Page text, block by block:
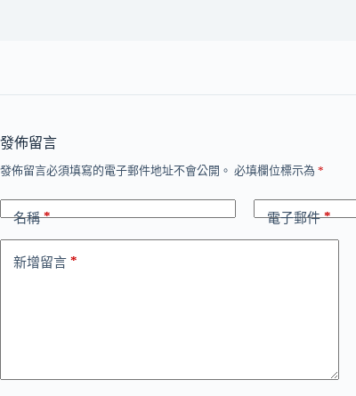
發佈留言
發佈留言必須填寫的電子郵件地址不會公開。 必填欄位標示為 *
名稱* 電子郵件*
新增留言 *